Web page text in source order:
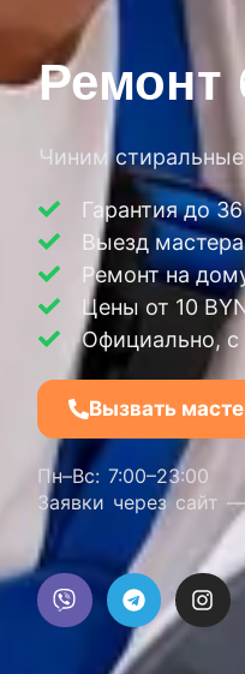
Ремонт
Чиним
Гарантия до
Выезд
Ремонт на
Цены от 10
Официально, с
Вызвать
Пн–Вс: 7:00–23:00
Заявки через сайт